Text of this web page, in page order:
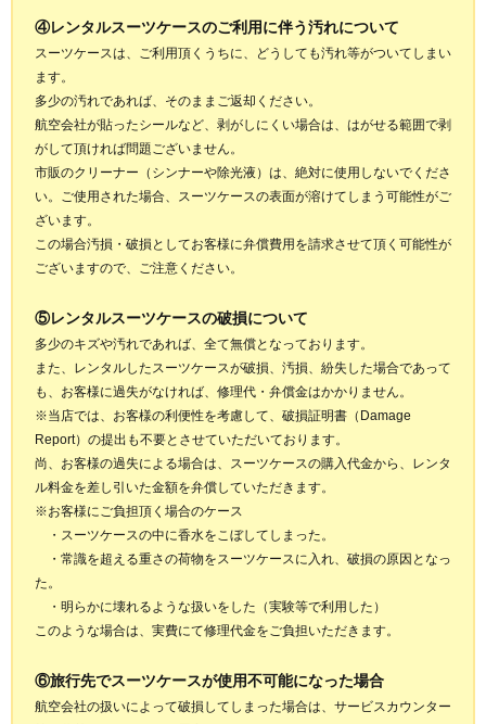
④レンタルスーツケースのご利用に伴う汚れについて
スーツケースは、ご利用頂くうちに、どうしても汚れ等がついてしまい
ます。
多少の汚れであれば、そのままご返却ください。
航空会社が貼ったシールなど、剥がしにくい場合は、はがせる範囲で剥
がして頂ければ問題ございません。
市販のクリーナー（シンナーや除光液）は、絶対に使用しないでくださ
い。ご使用された場合、スーツケースの表面が溶けてしまう可能性がご
ざいます。
この場合汚損・破損としてお客様に弁償費用を請求させて頂く可能性が
ございますので、ご注意ください。
⑤レンタルスーツケースの破損について
多少のキズや汚れであれば、全て無償となっております。
また、レンタルしたスーツケースが破損、汚損、紛失した場合であって
も、お客様に過失がなければ、修理代・弁償金はかかりません。
※当店では、お客様の利便性を考慮して、破損証明書（Damage
Report）の提出も不要とさせていただいております。
尚、お客様の過失による場合は、スーツケースの購入代金から、レンタ
ル料金を差し引いた金額を弁償していただきます。
※お客様にご負担頂く場合のケース
・スーツケースの中に香水をこぼしてしまった。
・常識を超える重さの荷物をスーツケースに入れ、破損の原因となっ
た。
・明らかに壊れるような扱いをした（実験等で利用した）
このような場合は、実費にて修理代金をご負担いただきます。
⑥旅行先でスーツケースが使用不可能になった場合
航空会社の扱いによって破損してしまった場合は、サービスカウンター